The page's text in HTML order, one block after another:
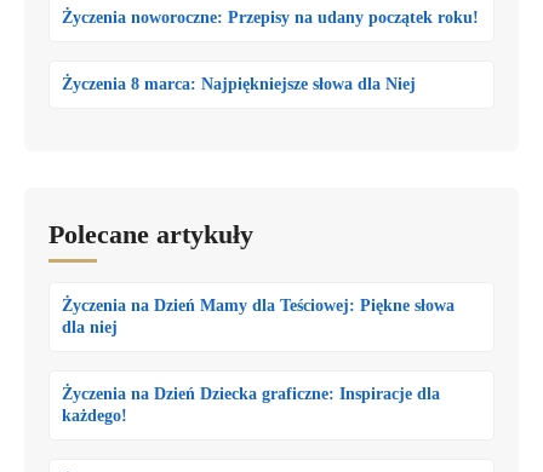
Życzenia noworoczne: Przepisy na udany początek roku!
Życzenia 8 marca: Najpiękniejsze słowa dla Niej
Polecane artykuły
Życzenia na Dzień Mamy dla Teściowej: Piękne słowa
dla niej
Życzenia na Dzień Dziecka graficzne: Inspiracje dla
każdego!